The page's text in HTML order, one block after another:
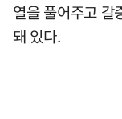
열을 풀어주고 갈
돼 있다.